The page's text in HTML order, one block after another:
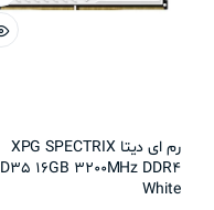
رم ای دیتا XPG SPECTRIX
D35 16GB 3200MHz DDR4
White